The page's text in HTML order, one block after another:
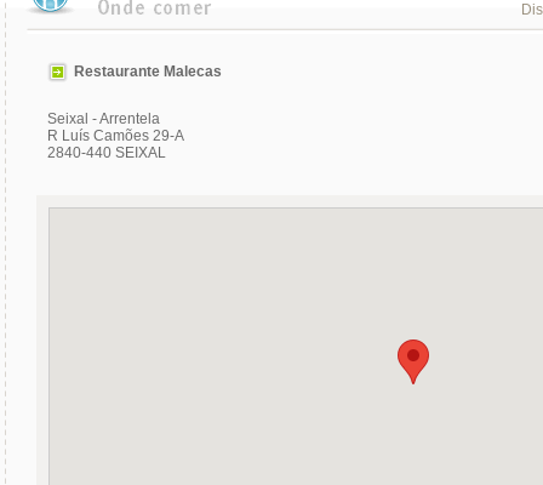
Restaurante Malecas
Seixal - Arrentela
R Luís Camões 29-A
2840-440 SEIXAL